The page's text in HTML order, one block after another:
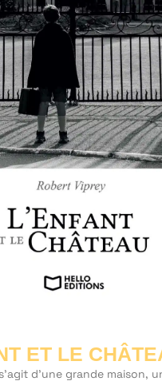
ET LE
d’une grande maison,